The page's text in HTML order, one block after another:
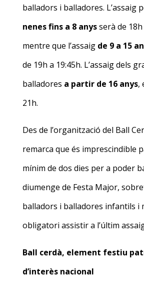
balladors i balladores. L’assaig
nenes fins a 8 anysserà de 18h
mentre que l’assaig de 9 a 15
de 19h a 19:45h. L’assaig dels
balladores a partir de 16 anys,
21h.
Des de l’organització del Ball
remarca que és imprescindible
mínim de dos dies per a poder
diumenge de Festa Major,
balladors i balladores infantils i
obligatori assistir a l’últim
Ball cerdà, element festiu
d’interès nacional